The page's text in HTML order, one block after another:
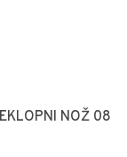
NOŽ 08